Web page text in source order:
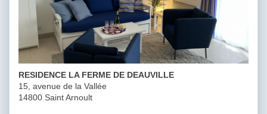
RESIDENCE LA FERME DE DEAUVILLE
15, avenue de la Vallée
14800 Saint Arnoult